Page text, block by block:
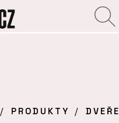
PRODUKTY DVEŘE